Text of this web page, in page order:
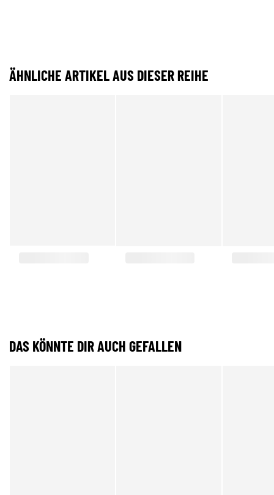
ÄHNLICHE ARTIKEL AUS DIESER REIHE
DAS KÖNNTE DIR AUCH GEFALLEN